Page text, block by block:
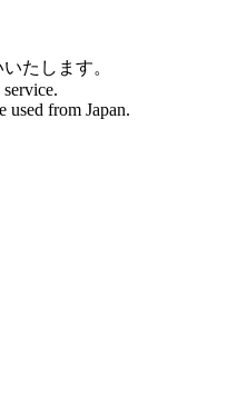
たします。
used from Japan.